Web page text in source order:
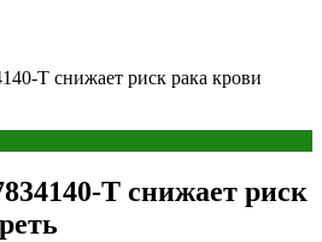
T снижает риск рака крови
T снижает риск